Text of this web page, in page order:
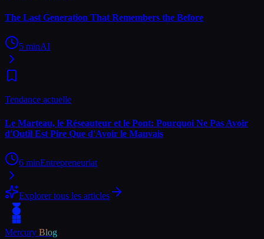
The Last Generation That Remembers the Before
5 minAI
Tendance actuelle
Le Marteau, le Réseauteur et le Pont: Pourquoi Ne Pas Avoir
d'Outil Est Pire Que d'Avoir le Mauvais
6 minEntrepreneuriat
Explorer tous les articles
Mercury Blog